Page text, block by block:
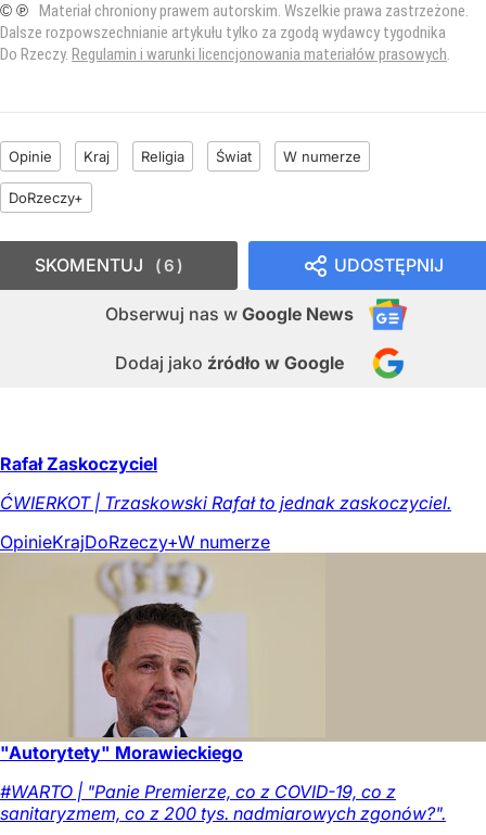
© ℗
Materiał chroniony prawem autorskim. Wszelkie prawa zastrzeżone.
Dalsze rozpowszechnianie artykułu tylko za zgodą wydawcy tygodnika
Do Rzeczy. Regulamin i warunki licencjonowania materiałów prasowych.
Opinie Kraj Religia Świat W numerze
DoRzeczy+
UDOSTĘPNIJ
Obserwuj nas w Google News
Dodaj jako źródło w Google
SKOMENTUJ 6
Rafał Zaskoczyciel
ĆWIERKOT | Trzaskowski Rafał to jednak zaskoczyciel.
OpinieKrajDoRzeczy+W numerze
"Autorytety" Morawieckiego
#WARTO | "Panie Premierze, co z COVID-19, co z
sanitaryzmem, co z 200 tys. nadmiarowych zgonów?".